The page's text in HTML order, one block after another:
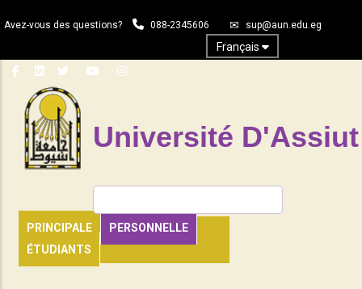
au
principal
Avez-vous des questions? 088-2345606 sup@aun.edu.eg
Français
Université D'Assiut
PRINCIPALE
PERSONNELLE
ÉTUDIANTS